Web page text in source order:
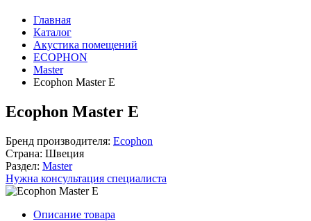
Главная
Каталог
Акустика помещений
ECOPHON
Master
Ecophon Master E
Ecophon Master E
Бренд производителя: Ecophon
Страна: Швеция
Раздел: Master
Нужна консультация специалиста
Описание товара